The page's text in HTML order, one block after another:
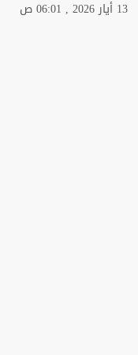
13 أيار 2026 , 06:01 ص